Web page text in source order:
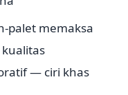
palet memaksa
— ciri khas